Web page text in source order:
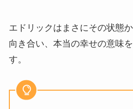
エドリックはまさにその状態
向き合い、本当の幸せの意味
す。